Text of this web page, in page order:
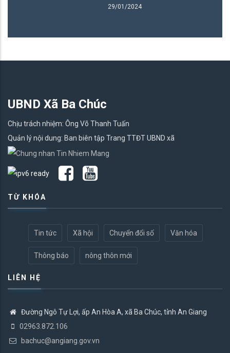
UBND Xã Ba Chúc
Chịu trách nhiệm: Ông Võ Thanh Tuấn
Quản lý nội dung: Ban biên tập Trang TTĐT UBND xã
TỪ KHÓA
Tin tức Xã hội Chuyển đổi số Văn hóa
Thông báo nông thôn mới
LIÊN HỆ
Đường Ngô Tự Lợi, ấp An Hòa A, xã Ba Chúc, tỉnh An Giang
02963.872.106
bachuc@angiang.gov.vn